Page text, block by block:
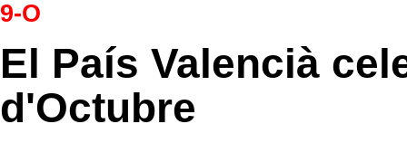
9-O
El País Valencià
d'Octubre